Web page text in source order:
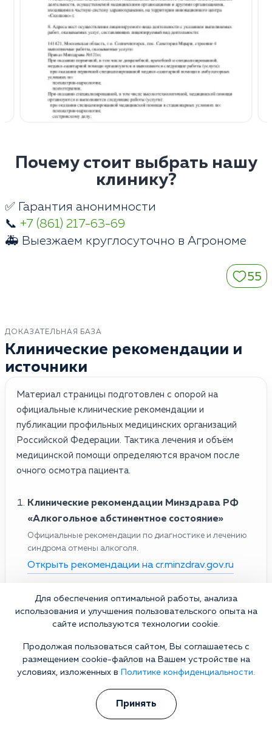
Почему стоит выбрать нашу
клинику?
✅ Гарантия анонимности
📞 +7 (861) 217-63-69
🚑 Выезжаем круглосуточно в Агрономе
55
ДОКАЗАТЕЛЬНАЯ БАЗА
Клинические рекомендации и
источники
Материал страницы подготовлен с опорой на
официальные клинические рекомендации и
публикации профильных медицинских организаций
Российской Федерации. Тактика лечения и объём
медицинской помощи определяются врачом после
очного осмотра пациента.
Клинические рекомендации Минздрава РФ
«Алкогольное абстинентное состояние»
Официальные рекомендации по диагностике и лечению
синдрома отмены алкоголя.
Открыть рекомендации на cr.minzdrav.gov.ru
рекомендациях по синдрому отмены алкоголя
Разъяснение подходов к лечению алкогольной
Материал на edu.rosminzdrav.ru
Национальное наркологическое общество
Профессиональные материалы по лечению алкогольной
зависимости и купированию абстинентных состояний.
Официальный сайт ННО
Для обеспечения оптимальной работы, анализа
использования и улучшения пользовательского опыта на
сайте используются технологии cookie.
Продолжая пользоваться сайтом, Вы соглашаетесь с
размещением cookie-файлов на Вашем устройстве на
условиях, изложенных в
Политике конфиденциальности.
Принять